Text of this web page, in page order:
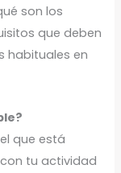
son los
que deben
habituales en
que está
tu actividad